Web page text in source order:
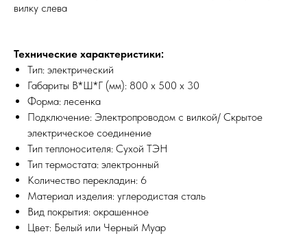
вилку слева
Технические характеристики:
Тип: электрический
Габариты В*Ш*Г (мм): 800 х 500 х 30
Форма: лесенка
Подключение: Электропроводом с вилкой/ Скрытое
электрическое соединение
Тип теплоносителя: Сухой ТЭН
Тип термостата: электронный
Количество перекладин: 6
Материал изделия: углеродистая сталь
Вид покрытия: окрашенное
Цвет: Белый или Черный Муар